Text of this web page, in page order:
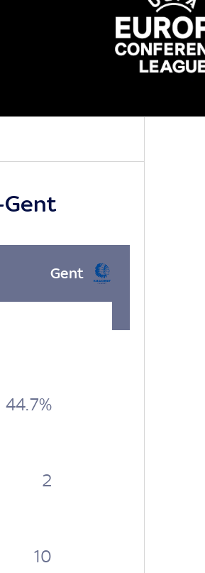
Gent
44.7%
2
10